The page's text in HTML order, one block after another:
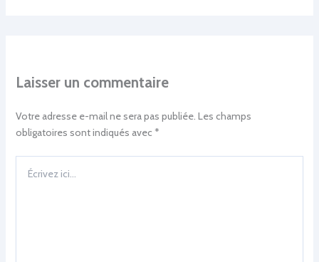
Laisser un commentaire
Votre adresse e-mail ne sera pas publiée. Les champs
obligatoires sont indiqués avec *
ici…